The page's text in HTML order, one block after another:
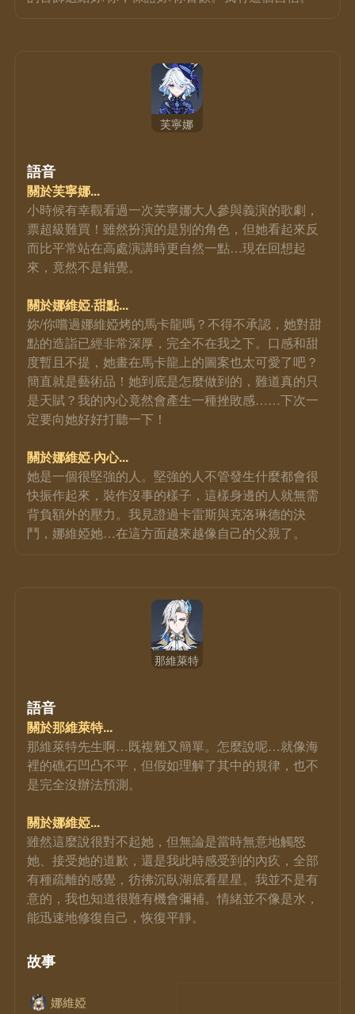
芙寧娜
語音
關於芙寧娜...
小時候有幸觀看過一次芙寧娜大人參與義演的歌劇，
票超級難買！雖然扮演的是別的角色，但她看起來反
而比平常站在高處演講時更自然一點…現在回想起
來，竟然不是錯覺。
關於娜維婭·甜點...
妳/你嚐過娜維婭烤的馬卡龍嗎？不得不承認，她對甜
點的造詣已經非常深厚，完全不在我之下。口感和甜
度暫且不提，她畫在馬卡龍上的圖案也太可愛了吧？
簡直就是藝術品！她到底是怎麼做到的，難道真的只
是天賦？我的內心竟然會產生一種挫敗感……下次一
定要向她好好打聽一下！
關於娜維婭·內心...
她是一個很堅強的人。堅強的人不管發生什麼都會很
快振作起來，裝作沒事的樣子，這樣身邊的人就無需
背負額外的壓力。我見證過卡雷斯與克洛琳德的決
鬥，娜維婭她…在這方面越來越像自己的父親了。
那維萊特
語音
關於那維萊特...
那維萊特先生啊…既複雜又簡單。怎麼說呢…就像海
裡的礁石凹凸不平，但假如理解了其中的規律，也不
是完全沒辦法預測。
關於娜維婭...
雖然這麼說很對不起她，但無論是當時無意地觸怒
她、接受她的道歉，還是我此時感受到的內疚，全部
有種疏離的感覺，彷彿沉臥湖底看星星。我並不是有
意的，我也知道很難有機會彌補。情緒並不像是水，
能迅速地修復自己，恢復平靜。
故事
娜維婭